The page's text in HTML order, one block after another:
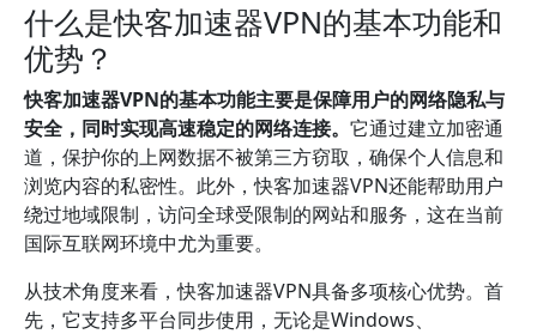
什么是快客加速器VPN的基本功能和
优势？
快客加速器VPN的基本功能主要是保障用户的网络隐私与
安全，同时实现高速稳定的网络连接。 它通过建立加密通
道，保护你的上网数据不被第三方窃取，确保个人信息和
浏览内容的私密性。此外，快客加速器VPN还能帮助用户
绕过地域限制，访问全球受限制的网站和服务，这在当前
国际互联网环境中尤为重要。
从技术角度来看，快客加速器VPN具备多项核心优势。首
先，它支持多平台同步使用，无论是Windows、